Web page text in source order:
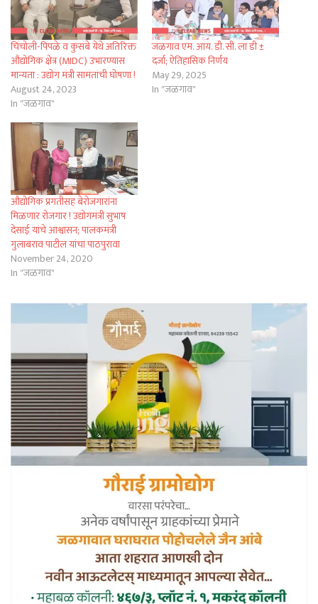
चिंचोली-पिंपळे व कुसंबे येथे अतिरिक्त
औद्योगिक क्षेत्र (MIDC) उभारण्यास
मान्यता : उद्योग मंत्री सामंतांची घोषणा !
August 24, 2023
In "जळगाव"
जळगाव एम. आय. डी. सी. ला डी ±
दर्जा; ऐतिहासिक निर्णय
May 29, 2025
In "जळगाव"
औद्योगिक प्रगतीसह बेरोजगारांना
मिळणार रोजगार ! उद्योगमंत्री सुभाष
देसाई यांचे आश्वासन; पालकमंत्री
गुलाबराव पाटील यांचा पाठपुरावा
November 24, 2020
In "जळगाव"